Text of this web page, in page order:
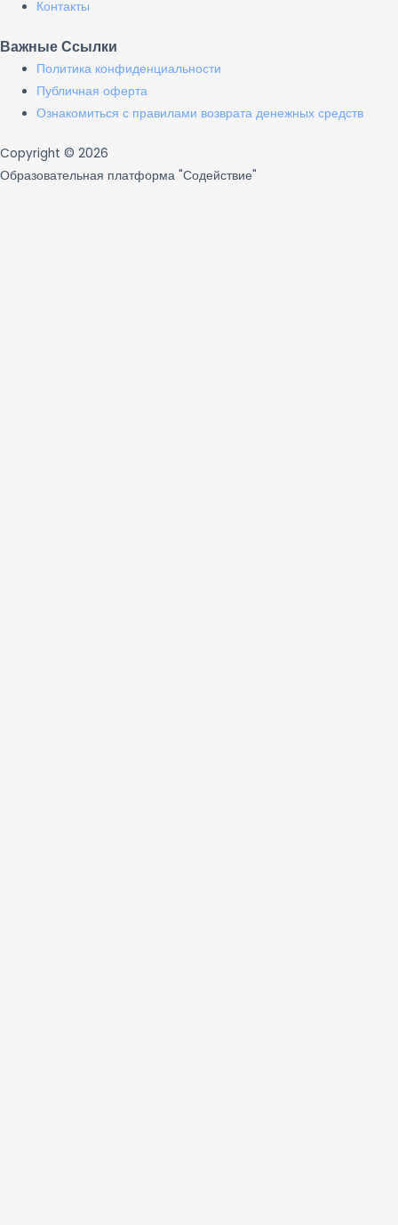
Контакты
Важные Ссылки
Политика конфиденциальности
Публичная оферта
Ознакомиться с правилами возврата денежных средств
Copyright © 2026
Образовательная платформа "Содействие"